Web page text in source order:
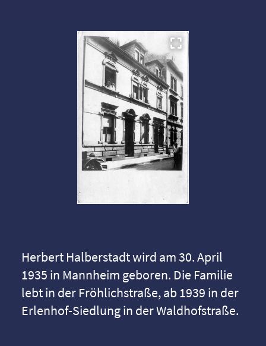
Herbert Halberstadt wird am 30. April
1935 in Mannheim geboren. Die Familie
lebt in der Fröhlichstraße, ab 1939 in der
Erlenhof-Siedlung in der Waldhofstraße.